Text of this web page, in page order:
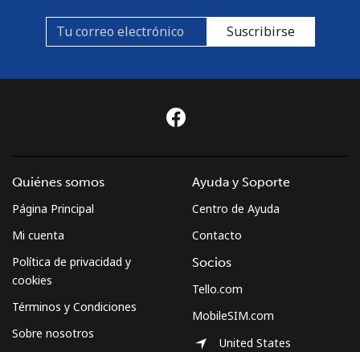
Suscribirse
Quiénes somos
Página Principal
Mi cuenta
Política de privacidad y
cookies
Términos y Condiciones
Sobre nosotros
Ayuda y Soporte
Centro de Ayuda
Contacto
Socios
Tello.com
MobileSIM.com
United States